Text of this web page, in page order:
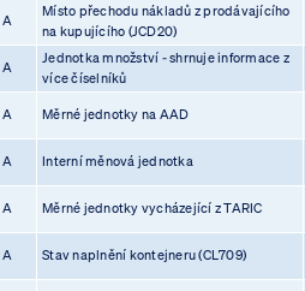
A
Místo přechodu nákladů z prodávajícího
na kupujícího (JCD20)
A
Jednotka množství - shrnuje informace z
více číselníků
A Měrné jednotky na AAD
A Interní měnová jednotka
A Měrné jednotky vycházející z TARIC
A Stav naplnění kontejneru (CL709)